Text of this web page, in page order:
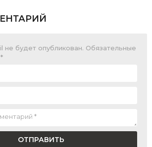
не будет опубликован. Обязательные
*